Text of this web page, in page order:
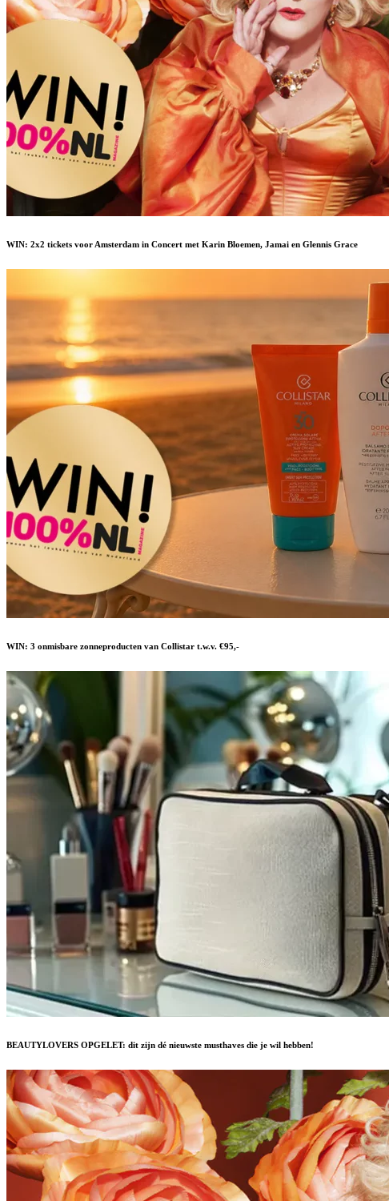
WIN: 2x2 tickets voor Amsterdam in Concert met Karin Bloemen, Jamai en Glennis Grace
WIN: 3 onmisbare zonneproducten van Collistar t.w.v. €95,-
BEAUTYLOVERS OPGELET: dit zijn dé nieuwste musthaves die je wil hebben!